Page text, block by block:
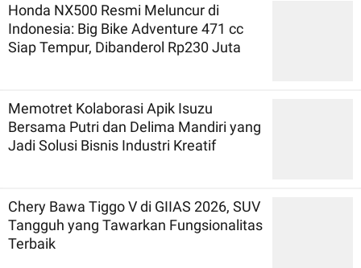
Honda NX500 Resmi Meluncur di
Indonesia: Big Bike Adventure 471 cc
Siap Tempur, Dibanderol Rp230 Juta
Memotret Kolaborasi Apik Isuzu
Bersama Putri dan Delima Mandiri yang
Jadi Solusi Bisnis Industri Kreatif
Chery Bawa Tiggo V di GIIAS 2026, SUV
Tangguh yang Tawarkan Fungsionalitas
Terbaik